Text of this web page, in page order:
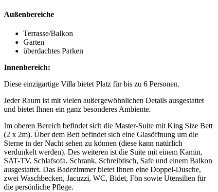
Außenbereiche
Terrasse/Balkon
Garten
überdachtes Parken
Innenbereich:
Diese einzigartige Villa bietet Platz für bis zu 6 Personen.
Jeder Raum ist mit vielen außergewöhnlichen Details ausgestattet
und bietet Ihnen ein ganz besonderes Ambiente.
Im oberen Bereich befindet sich die Master-Suite mit King Size Bett
(2 x 2m). Über dem Bett befindet sich eine Glasöffnung um die
Sterne in der Nacht sehen zu können (diese kann natürlich
verdunkelt werden). Des weiteren ist die Suite mit einem Kamin,
SAT-TV, Schlafsofa, Schrank, Schreibtisch, Safe und einem Balkon
ausgestattet. Das Badezimmer bietet Ihnen eine Doppel-Dusche,
zwei Waschbecken, Jacuzzi, WC, Bidet, Fön sowie Utensilien für
die persönliche Pflege.